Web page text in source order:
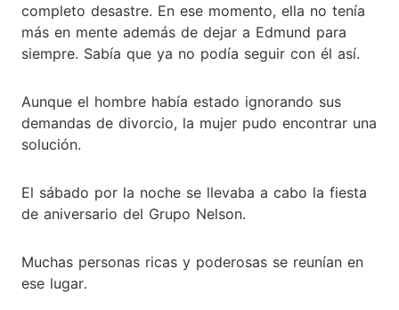
completo desastre. En ese momento, ella no tenía
más en mente además de dejar a Edmund para
siempre. Sabía que ya no podía seguir con él así.
Aunque el hombre había estado ignorando sus
demandas de divorcio, la mujer pudo encontrar una
solución.
El sábado por la noche se llevaba a cabo la fiesta
de aniversario del Grupo Nelson.
Muchas personas ricas y poderosas se reunían en
ese lugar.